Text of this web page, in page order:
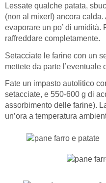
Lessate qualche patata,
(non al mixer!) ancora
evaporare un po’ di umidità.
raffreddare completamente.
Setacciate le farine con un
mettete da parte l’eventuale
Fate un impasto autolitico
setacciate, e 550-600 g di
assorbimento delle farine).
un’ora a temperatura